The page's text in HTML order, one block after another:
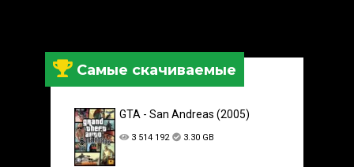
Самые скачиваемые
GTA - San Andreas (2005)
3 514 192 3.30 GB